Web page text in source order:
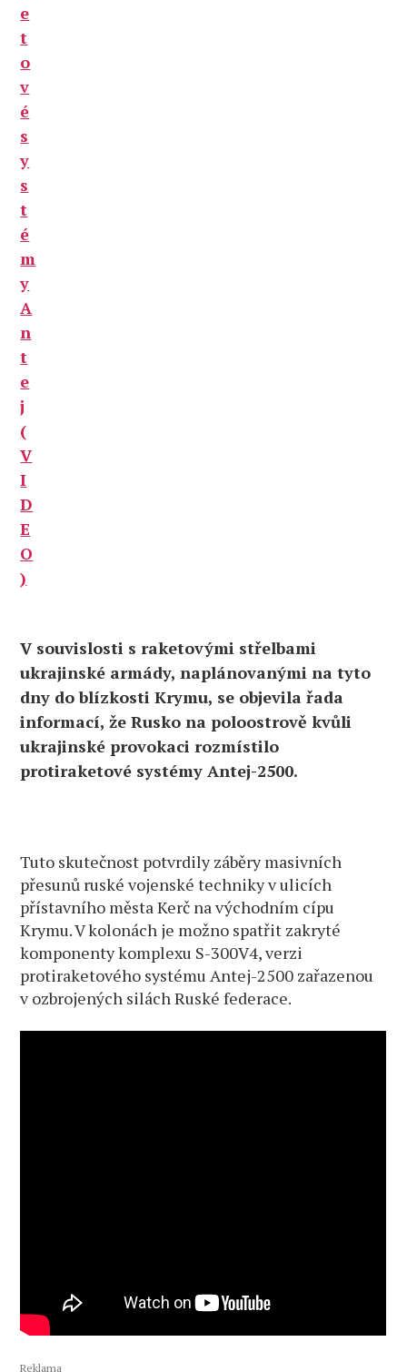
V souvislosti s raketovými střelbami
ukrajinské armády, naplánovanými na tyto
dny do blízkosti Krymu, se objevila řada
informací, že Rusko na poloostrově kvůli
ukrajinské provokaci rozmístilo
protiraketové systémy Antej-2500.
Tuto skutečnost potvrdily záběry masivních
přesunů ruské vojenské techniky v ulicích
přístavního města Kerč na východním cípu
Krymu. V kolonách je možno spatřit zakryté
komponenty komplexu S-300V4, verzi
protiraketového systému Antej-2500 zařazenou
v ozbrojených silách Ruské federace.
Reklama